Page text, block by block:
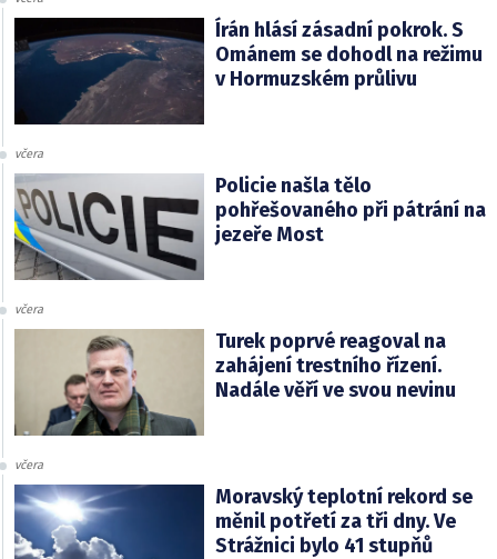
Írán hlásí zásadní pokrok. S
Ománem se dohodl na režimu
v Hormuzském průlivu
včera
Policie našla tělo
pohřešovaného při pátrání na
jezeře Most
včera
Turek poprvé reagoval na
zahájení trestního řízení.
Nadále věří ve svou nevinu
včera
Moravský teplotní rekord se
měnil potřetí za tři dny. Ve
Strážnici bylo 41 stupňů